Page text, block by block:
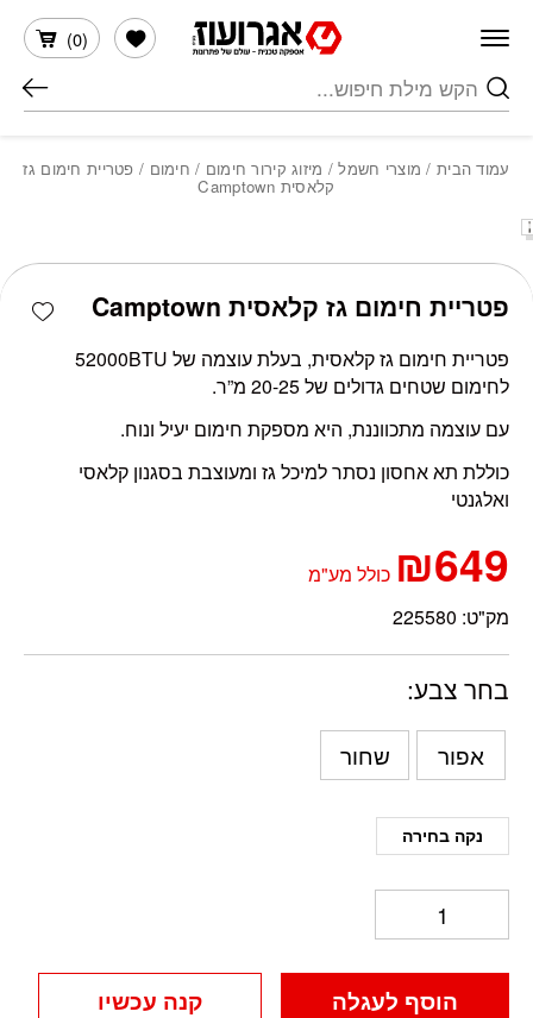
חיפוש
(
0
)
הרשימה שלי
עמוד הבית / מוצרי חשמל/ מיזוג קירור חימום / חימום / פטריית חימום גז
קלאסית Camptown
פטריית חימום גז קלאסית Camptown
₪649 כולל מע"מ
פטריית חימום גז קלאסית, בעלת עוצמה של 52000BTU
לחימום שטחים גדולים של 20-25 מ”ר.
עם עוצמה מתכווננת, היא מספקת חימום יעיל ונוח.
כוללת תא אחסון נסתר למיכל גז ומעוצבת בסגנון קלאסי
ואלגנטי
מק"ט: 225580
בחר צבע
אפור שחור
כמות פטריית חימום גז קלאסית Camptown
הוסף לעגלה קנה עכשיו